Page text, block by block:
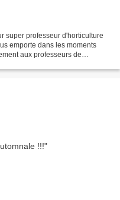
super professeur d'horticulture
emporte dans les moments
aux professeurs de